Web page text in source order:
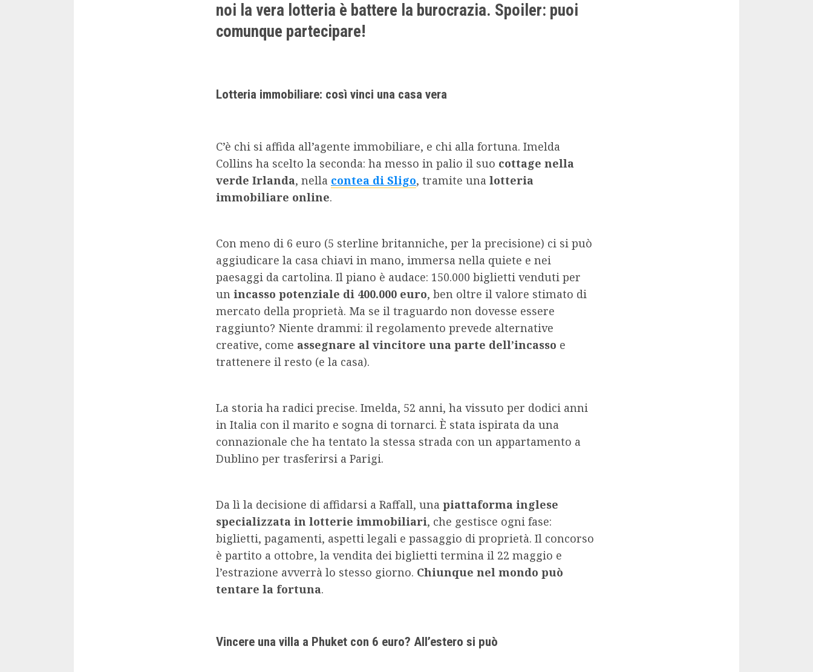
noi la vera lotteria è battere la burocrazia. Spoiler: puoi
comunque partecipare!
Lotteria immobiliare: così vinci una casa vera
C’è chi si affida all’agente immobiliare, e chi alla fortuna. Imelda
Collins ha scelto la seconda: ha messo in palio il suo cottage nella
verde Irlanda, nella contea di Sligo, tramite una lotteria
immobiliare online.
Con meno di 6 euro (5 sterline britanniche, per la precisione) ci si può
aggiudicare la casa chiavi in mano, immersa nella quiete e nei
paesaggi da cartolina. Il piano è audace: 150.000 biglietti venduti per
un incasso potenziale di 400.000 euro, ben oltre il valore stimato di
mercato della proprietà. Ma se il traguardo non dovesse essere
raggiunto? Niente drammi: il regolamento prevede alternative
creative, come assegnare al vincitore una parte dell’incasso e
trattenere il resto (e la casa).
La storia ha radici precise. Imelda, 52 anni, ha vissuto per dodici anni
in Italia con il marito e sogna di tornarci. È stata ispirata da una
connazionale che ha tentato la stessa strada con un appartamento a
Dublino per trasferirsi a Parigi.
Da lì la decisione di affidarsi a Raffall, una piattaforma inglese
specializzata in lotterie immobiliari, che gestisce ogni fase:
biglietti, pagamenti, aspetti legali e passaggio di proprietà. Il concorso
è partito a ottobre, la vendita dei biglietti termina il 22 maggio e
l’estrazione avverrà lo stesso giorno. Chiunque nel mondo può
tentare la fortuna.
Vincere una villa a Phuket con 6 euro? All’estero si può